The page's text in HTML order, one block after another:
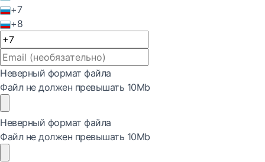
+7
+8
Неверный формат файла
Файл не должен превышать 10Mb
Неверный формат файла
Файл не должен превышать 10Mb